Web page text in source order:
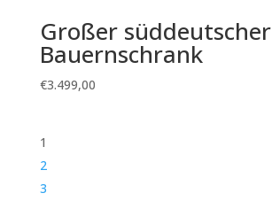
Großer süddeutscher
Bauernschrank
€3.499,00
1
2
3